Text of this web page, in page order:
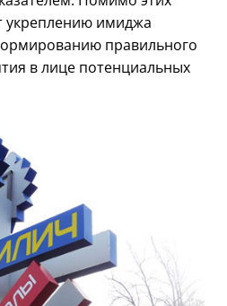
укреплению имиджа
правильного
в лице потенциальных